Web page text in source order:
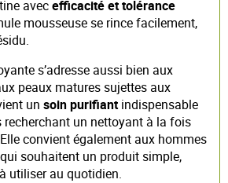
avecefficacité et tolérance
mousseuse se rince facilement,
s’adresse aussi bien aux
peaux matures sujettes aux
un soin purifiantindispensable
recherchant un nettoyant à la fois
convient également aux hommes
souhaitent un produit simple,
utiliser au quotidien.